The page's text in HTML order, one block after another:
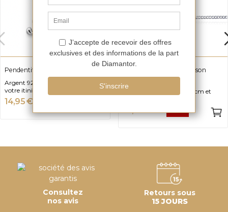
Pendentif Initiale Luane
Argent 925 et 1.4 cm Choisissez
votre itinitale
14,95 €
Gourmette Identité Ourson
Enfant Albane
Argent 925, Longueur 16cm et
Consultez
nos avis
Retours sous
15 JOURS